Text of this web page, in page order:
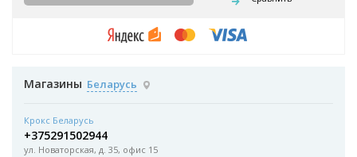
Магазины Беларусь
Крокс Беларусь
+375291502944
ул. Новаторская, д. 35, офис 15